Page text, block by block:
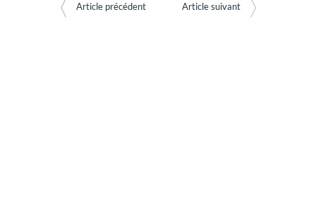
Article précédent Article suivant